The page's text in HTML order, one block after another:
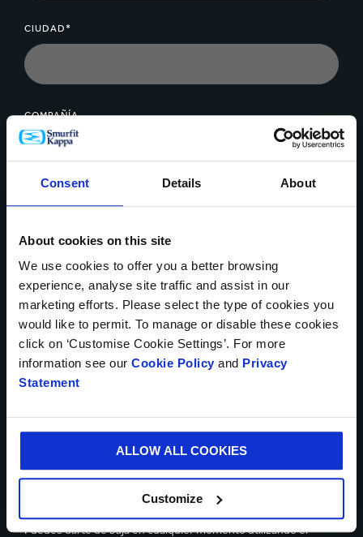
Consent Details About
About cookies on this site
We use cookies to offer you a better browsing
experience, analyse site traffic and assist in our
marketing efforts. Please select the type of cookies you
would like to permit. To manage or disable these cookies
click on ‘Customise Cookie Settings’. For more
information see our Cookie Policy and Privacy
Statement
ALLOW ALL COOKIES
Customize
CIUDAD*
COMPAÑÍA
Cargar archivo
Se pueden cargar hasta 5 de archivos. Máximo (5Mb) por
Sí, deseo recibir información actualizada de Smurfit
Puedes darte de baja en cualquier momento utilizando el